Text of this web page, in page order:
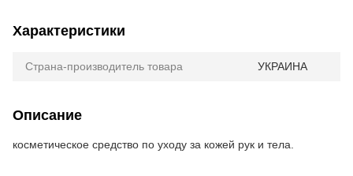
Характеристики
Страна-производитель товара УКРАИНА
Описание
косметическое средство по уходу за кожей рук и тела.